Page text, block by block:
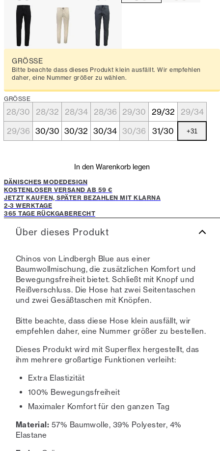
GRÖSSE
Bitte beachte dass dieses Produkt klein ausfällt. Wir empfehlen
daher, eine Nummer größer zu wählen.
GRÖSSE
28/30 28/32 28/34 28/36 29/30 29/32
29/34
29/36 30/30 30/32 30/34 30/36 31/30 +31
In den Warenkorb legen
DÄNISCHES MODEDESIGN
KOSTENLOSER VERSAND AB 59 €
JETZT KAUFEN, SPÄTER BEZAHLEN MIT KLARNA
2-3 WERKTAGE
365 TAGE RÜCKGABERECHT
Über dieses Produkt
Chinos von Lindbergh Blue aus einer
Baumwollmischung, die zusätzlichen Komfort und
Bewegungsfreiheit bietet. Schließt mit Knopf und
Reißverschluss. Die Hose hat zwei Seitentaschen
und zwei Gesäßtaschen mit Knöpfen.
Bitte beachte, dass diese Hose klein ausfällt, wir
empfehlen daher, eine Nummer größer zu bestellen.
Dieses Produkt wird mit Superflex hergestellt, das
ihm mehrere großartige Funktionen verleiht:
Extra Elastizität
100% Bewegungsfreiheit
Maximaler Komfort für den ganzen Tag
Material: 57% Baumwolle, 39% Polyester, 4%
Elastane